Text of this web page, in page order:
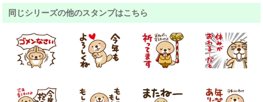
同じシリーズの他のスタンプはこちら